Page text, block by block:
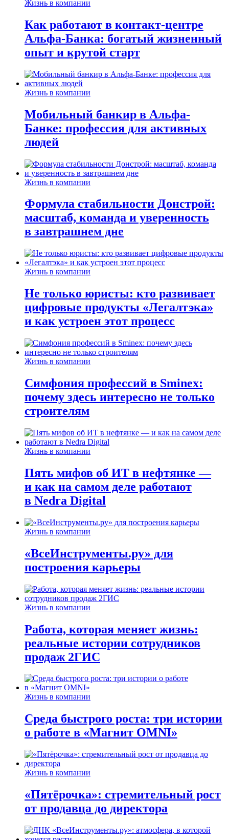
Жизнь в компании
Как работают в контакт-центре
Альфа-Банка: богатый жизненный
опыт и крутой старт
Жизнь в компании
Мобильный банкир в Альфа-
Банке: профессия для активных
людей
Жизнь в компании
Формула стабильности Донстрой:
масштаб, команда и уверенность
в завтрашнем дне
Жизнь в компании
Не только юристы: кто развивает
цифровые продукты «Легалтэка»
и как устроен этот процесс
Жизнь в компании
Симфония профессий в Sminex:
почему здесь интересно не только
строителям
Жизнь в компании
Пять мифов об ИТ в нефтянке —
и как на самом деле работают
в Nedra Digital
Жизнь в компании
«ВсеИнструменты.ру» для
построения карьеры
Жизнь в компании
Работа, которая меняет жизнь:
реальные истории сотрудников
продаж 2ГИС
Жизнь в компании
Среда быстрого роста: три истории
о работе в «Магнит OMNI»
Жизнь в компании
«Пятёрочка»: стремительный рост
от продавца до директора